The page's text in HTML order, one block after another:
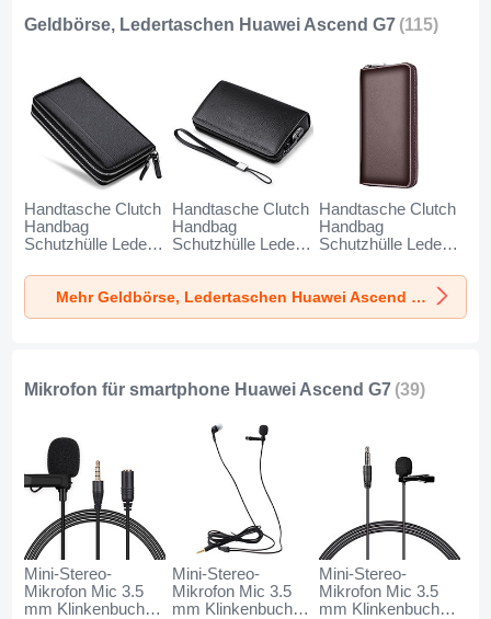
Geldbörse, Ledertaschen Huawei Ascend G7 (115)
Handtasche Clutch
Handbag
Schutzhülle Leder
Huawei Ascend G7
Schwarz
Handtasche Clutch
Handbag
Schutzhülle Leder
Huawei Ascend G7
Schwarz
Handtasche Clutch
Handbag
Schutzhülle Leder
Huawei Ascend G7
Braun
Mehr Geldbörse, Ledertaschen Huawei Ascend G7
Mikrofon für smartphone Huawei Ascend G7 (39)
Mini-Stereo-
Mikrofon Mic 3.5
mm Klinkenbuchse
Mini-Stereo-
Mikrofon Mic 3.5
mm Klinkenbuchse
Mini-Stereo-
Mikrofon Mic 3.5
mm Klinkenbuchse